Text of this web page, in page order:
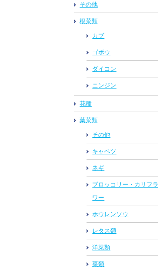
その他
根菜類
カブ
ゴボウ
ダイコン
ニンジン
花種
葉菜類
その他
キャベツ
ネギ
ブロッコリー・カリフラ
ワー
ホウレンソウ
レタス類
洋菜類
菜類